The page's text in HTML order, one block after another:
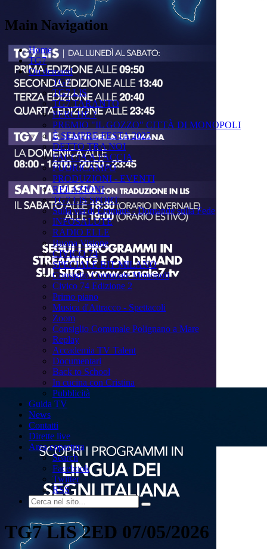
Main Navigation
Home
TG7
On demand
TG7
TG7 LIS
TG7 TARANTO
PERCHÉ ?
PREMIO "IL GOZZO" CITTÀ DI MONOPOLI
È SEMPRE FESTA 2025
DETTO TRA NOI
FACCIA A FACCIA
FUORICAMPO
PRODUZIONI - EVENTI
RELAZIONI
TG7 LIS SPORT
Sulla via di Emmaus - Domande sulla Fede
INFOSALUTE
RADIO ELLE
Buona Visione
CIVICO 74
SPECIALE BIT MILANO
Consiglio Comunale Monopoli
Civico 74 Edizione 2
Primo piano
Musica d'Attracco - Spettacoli
Zoom
Consiglio Comunale Polignano a Mare
Replay
Accademia TV Talent
Documentari
Back to School
In cucina con Cristina
Pubblicità
Guida TV
News
Contatti
Dirette live
Area copertura
Search
Facebook
Twitter
RSS
TG7 LIS 2ED 07/05/2026